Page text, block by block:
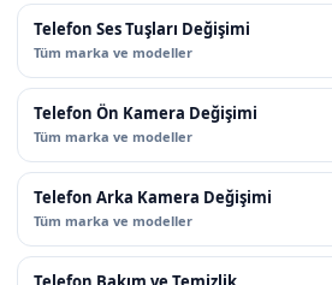
Telefon Ses Tuşları Değişimi
Tüm marka ve modeller
Telefon Ön Kamera Değişimi
Tüm marka ve modeller
Telefon Arka Kamera Değişimi
Tüm marka ve modeller